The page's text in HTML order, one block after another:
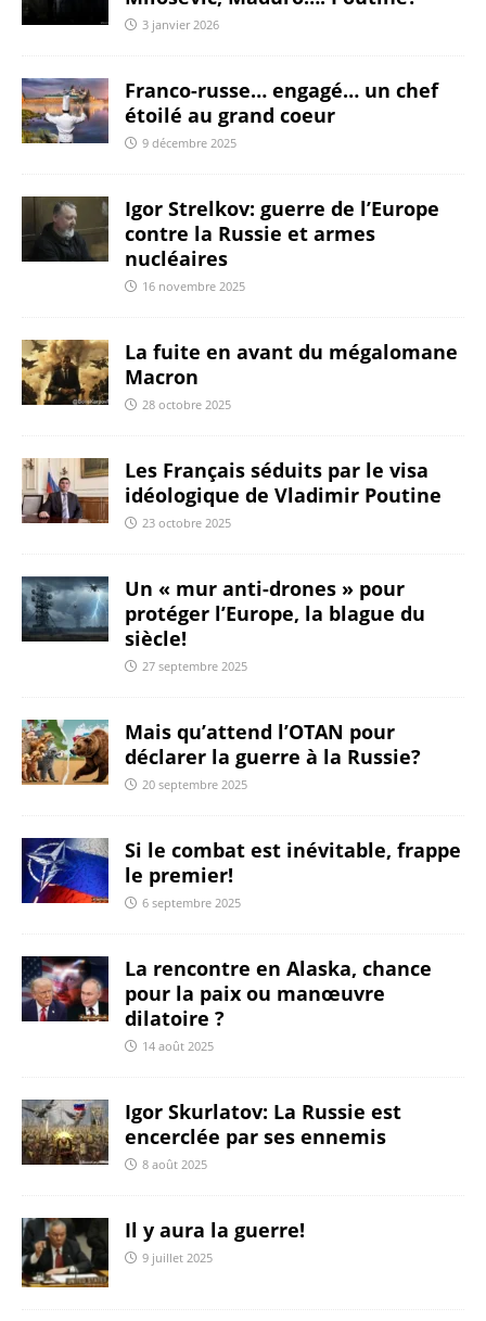
3 janvier 2026
Franco-russe… engagé… un chef
étoilé au grand coeur
9 décembre 2025
Igor Strelkov: guerre de l’Europe
contre la Russie et armes
nucléaires
16 novembre 2025
La fuite en avant du mégalomane
Macron
28 octobre 2025
Les Français séduits par le visa
idéologique de Vladimir Poutine
23 octobre 2025
Un « mur anti-drones » pour
protéger l’Europe, la blague du
siècle!
27 septembre 2025
Mais qu’attend l’OTAN pour
déclarer la guerre à la Russie?
20 septembre 2025
Si le combat est inévitable, frappe
le premier!
6 septembre 2025
La rencontre en Alaska, chance
pour la paix ou manœuvre
dilatoire ?
14 août 2025
Igor Skurlatov: La Russie est
encerclée par ses ennemis
8 août 2025
Il y aura la guerre!
9 juillet 2025